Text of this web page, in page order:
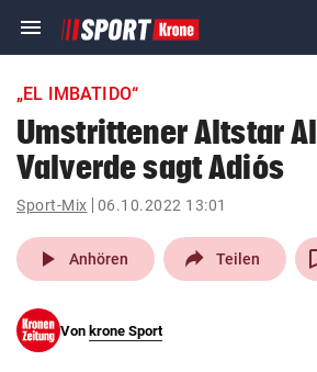
menu Navigation
ein-/ausklappen
account_circle Anmelden
pin_drop
Wien
„EL IMBATIDO“
Umstrittener Altstar
Valverde sagt Adiós
Sport-Mix 06.10.2022 13:01
play_arrow Anhören Teilen
Von krone Sport